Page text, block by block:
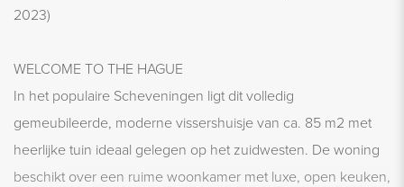
2023)
WELCOME TO THE HAGUE
In het populaire Scheveningen ligt dit volledig
gemeubileerde, moderne vissershuisje van ca. 85 m2 met
heerlijke tuin ideaal gelegen op het zuidwesten. De woning
beschikt over een ruime woonkamer met luxe, open keuken,